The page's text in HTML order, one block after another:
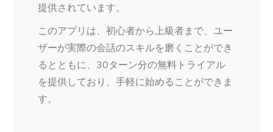
提供されています。
このアプリは、初心者から上級者まで、ユー
ザーが実際の会話のスキルを磨くことができ
るとともに、30ターン分の無料トライアル
を提供しており、手軽に始めることができま
す。